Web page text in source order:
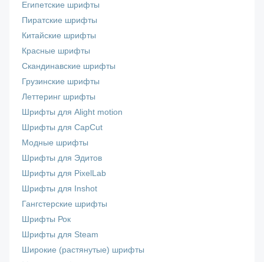
Египетские шрифты
Пиратские шрифты
Китайские шрифты
Красные шрифты
Скандинавские шрифты
Грузинские шрифты
Леттеринг шрифты
Шрифты для Alight motion
Шрифты для CapCut
Модные шрифты
Шрифты для Эдитов
Шрифты для PixelLab
Шрифты для Inshot
Гангстерские шрифты
Шрифты Рок
Шрифты для Steam
Широкие (растянутые) шрифты